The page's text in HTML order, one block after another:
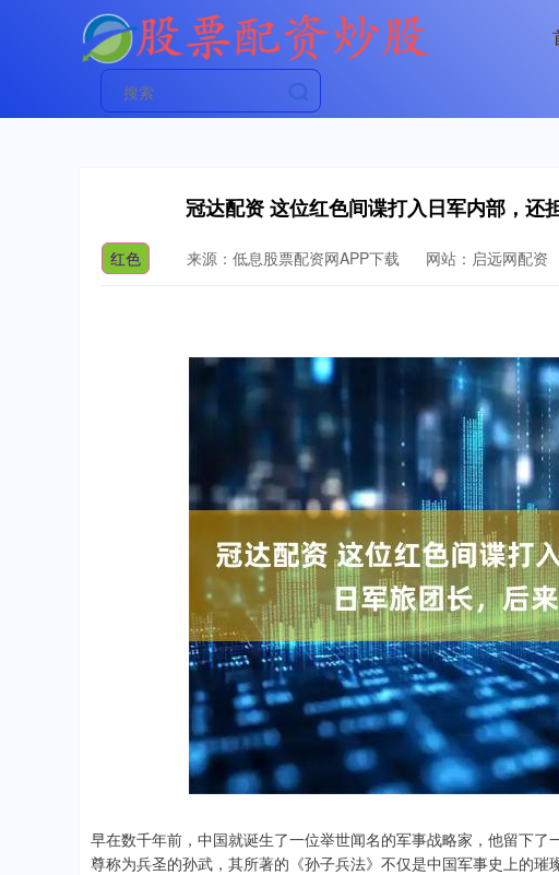
冠达配资 这位红色间谍打入日军内部，还
红色 来源：低息股票配资网APP下载 网站：启远网配资
早在数千年前，中国就诞生了一位举世闻名的军事战略家，他留下
尊称为兵圣的孙武，其所著的《孙子兵法》不仅是中国军事史上的
深证成指 14311.01 200.89 1.42%